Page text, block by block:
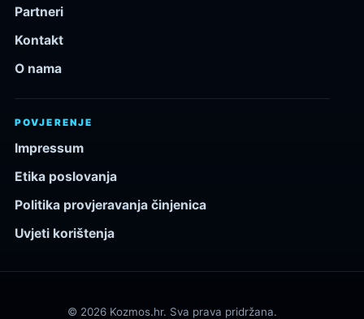
Partneri
Kontakt
O nama
POVJERENJE
Impressum
Etika poslovanja
Politika provjeravanja činjenica
Uvjeti korištenja
© 2026 Kozmos.hr. Sva prava pridržana.